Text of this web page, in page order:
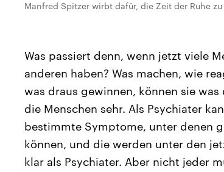
Manfred Spitzer wirbt dafür, die Zeit der Ruhe
Was passiert denn, wenn jetzt viele
anderen haben? Was machen, wie
was draus gewinnen, können sie
die Menschen sehr. Als Psychiater
bestimmte Symptome, unter denen
können, und die werden unter den
klar als Psychiater. Aber nicht jeder